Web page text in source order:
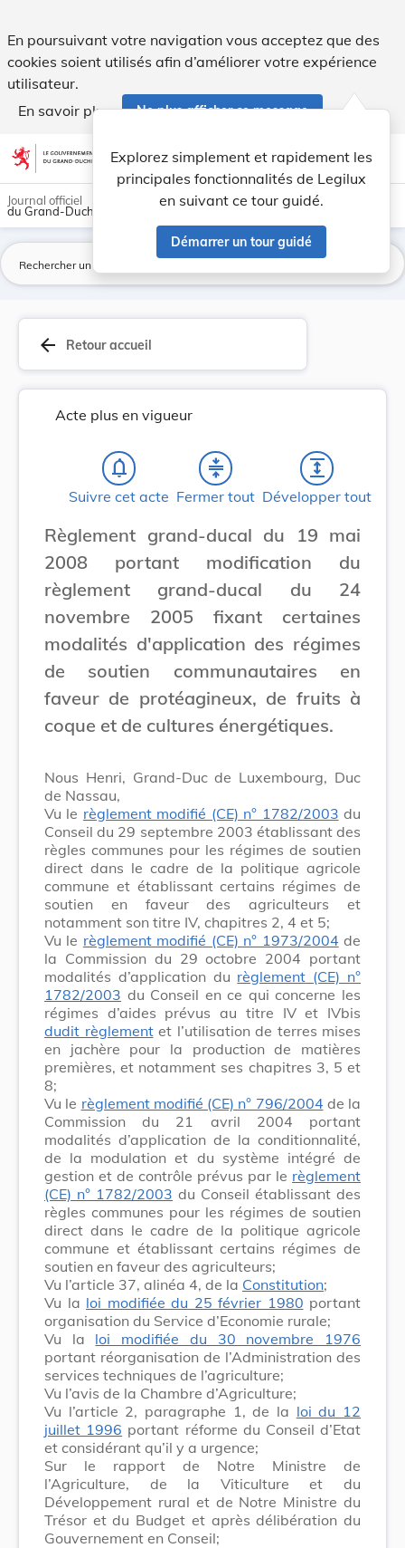
En poursuivant votre navigation vous acceptez que des
cookies soient utilisés afin d’améliorer votre expérience
utilisateur.
En savoir plus
Ne plus afficher ce message
Aller au contenu account_circle help Aide
Explorez simplement et rapidement les
principales fonctionnalités de Legilux
en suivant ce tour guidé.
Démarrer un tour guidé
light_mode dark_mode
Journal officiel
du Grand-Duché de Luxembourg
arrow_back Retour accueil
Acte plus en vigueur
notifications_none
Suivre cet acte
compress
Fermer tout
expand
Développer tout
Règlement grand-ducal du 19 mai
2008 portant modification du
règlement grand-ducal du 24
novembre 2005 fixant certaines
modalités d'application des régimes
de soutien communautaires en
faveur de protéagineux, de fruits à
coque et de cultures énergétiques.
Nous Henri, Grand-Duc de Luxembourg, Duc
de Nassau,
Vu le règlement modifié (CE) n° 1782/2003 du
Conseil du 29 septembre 2003 établissant des
règles communes pour les régimes de soutien
direct dans le cadre de la politique agricole
commune et établissant certains régimes de
soutien en faveur des agriculteurs et
notamment son titre IV, chapitres 2, 4 et 5;
Vu le règlement modifié (CE) n° 1973/2004 de
la Commission du 29 octobre 2004 portant
modalités d’application du règlement (CE) n°
1782/2003 du Conseil en ce qui concerne les
régimes d’aides prévus au titre IV et IVbis
dudit règlementet l’utilisation de terres mises
en jachère pour la production de matières
premières, et notamment ses chapitres 3, 5 et
8;
Vu le règlement modifié (CE) n° 796/2004 de la
Commission du 21 avril 2004 portant
modalités d’application de la conditionnalité,
de la modulation et du système intégré de
gestion et de contrôle prévus par le règlement
(CE) n° 1782/2003 du Conseil établissant des
règles communes pour les régimes de soutien
direct dans le cadre de la politique agricole
commune et établissant certains régimes de
soutien en faveur des agriculteurs;
Vu l’article 37, alinéa 4, de la Constitution;
Vu la loi modifiée du 25 février 1980 portant
organisation du Service d’Economie rurale;
Vu la loi modifiée du 30 novembre 1976
portant réorganisation de l’Administration des
services techniques de l’agriculture;
Vu l’avis de la Chambre d’Agriculture;
Vu l’article 2, paragraphe 1, de la loi du 12
juillet 1996 portant réforme du Conseil d’Etat
et considérant qu’il y a urgence;
Sur le rapport de Notre Ministre de
l’Agriculture, de la Viticulture et du
Développement rural et de Notre Ministre du
Trésor et du Budget et après délibération du
Gouvernement en Conseil;